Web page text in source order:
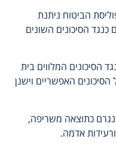
הביטוח ניתנת
כנגד הסיכונים השונים
הסיכונים המלווים בית
האפשריים וישנן
כתוצאה משריפה,
אדמה.